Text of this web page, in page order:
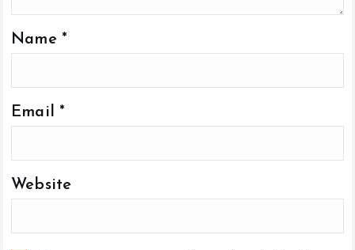
Name *
Email *
Website